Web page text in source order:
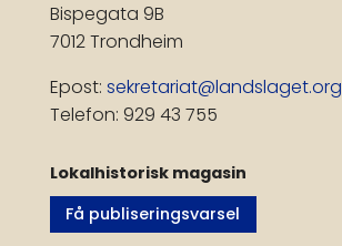
Bispegata 9B
7012 Trondheim
Epost: sekretariat@landslaget.org
Telefon: 929 43 755
Lokalhistorisk magasin
Få publiseringsvarsel